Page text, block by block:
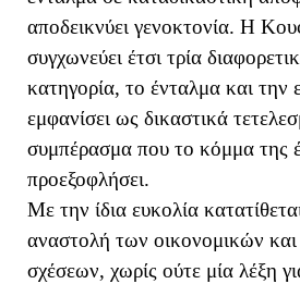
αποδεικνύει γενοκτονία. Η
συγχωνεύει έτσι τρία
κατηγορία, το ένταλμα και την
εμφανίσει ως δικαστικά
συμπέρασμα που το κόμμα της
προεξοφλήσει.
Με την ίδια ευκολία
αναστολή των οικονομικών
σχέσεων, χωρίς ούτε μία λέξη